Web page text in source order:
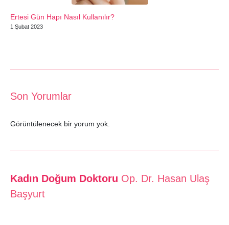
Ertesi Gün Hapı Nasıl Kullanılır?
1 Şubat 2023
Son Yorumlar
Görüntülenecek bir yorum yok.
Kadın Doğum Doktoru Op. Dr. Hasan Ulaş
Başyurt